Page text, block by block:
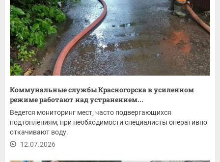
Коммунальные службы Красногорска в усиленном
режиме работают над устранением...
Ведется мониторинг мест, часто подвергающихся
подтоплениям, при необходимости специалисты оперативно
откачивают воду.
12.07.2026